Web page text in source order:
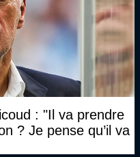
: "Il va prendre
? Je pense qu’il va